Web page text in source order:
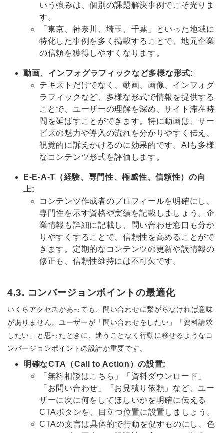
いう強みは、個別の課題解決事例でこそ光りま
す。
「東京、神奈川、埼玉、千葉」といった地域に
特化した事例を多く掲載することで、地元企業
の信頼を獲得しやすくなります。
動画、インフォグラフィックなど多様な形式:
テキストだけでなく、動画、画像、インフォグ
ラフィックなど、多様な形式で情報を提供する
ことで、ユーザーの理解を深め、サイト滞在時
間を延ばすことができます。特に動画は、サー
ビスの魅力や導入の流れを分かりやすく伝え、
視覚的に訴えかけるのに効果的です。AIも多様
なコンテンツ形式を評価します。
E-E-A-T（経験、専門性、権威性、信頼性）の向
上:
コンテンツ作成者のプロフィールを明確にし、
専門性を示す資格や実績を記載しましょう。企
業情報も詳細に記載し、問い合わせ窓口も分か
りやすくすることで、信頼性を高めることがで
きます。定期的なコンテンツの更新や誤情報の
修正も、信頼性維持には不可欠です。
4.3. コンバージョンポイントの最適化
いくらアクセスがあっても、問い合わせに繋がらなければ意味
がありません。ユーザーが「問い合わせをしたい」「資料請求
したい」と思ったときに、迷うことなく行動に移せるようなコ
ンバージョンポイントの設計が重要です。
明確なCTA（Call to Action）の設置:
「無料相談はこちら」「資料ダウンロード」
「お問い合わせ」「お見積り依頼」など、ユー
ザーに次に何をしてほしいかを明確に伝える
CTAボタンを、目立つ位置に設置しましょう。
CTAの文言は具体的で行動を促すものにし、色